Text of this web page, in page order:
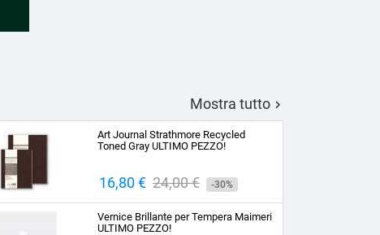
Mostra tutto 
Art Journal Strathmore Recycled
Toned Gray ULTIMO PEZZO!
Prezzo
16,80 € Prezzo
base
24,00 € -30%
Vernice Brillante per Tempera Maimeri
ULTIMO PEZZO!